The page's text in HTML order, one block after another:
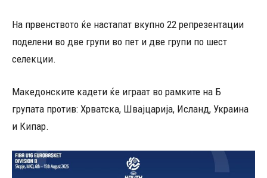
На првенството ќе настапат вкупно 22 репрезентации
поделени во две групи во пет и две групи по шест
селекции.
Македонските кадети ќе играат во рамките на Б
групата против: Хрватска, Швајцарија, Исланд, Украина
и Кипар.